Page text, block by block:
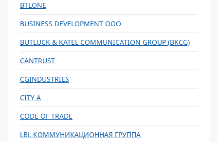
BTLONE
BUSINESS DEVELOPMENT OOO
BUTLUCK & KATEL COMMUNICATION GROUP (BKCG)
CANTRUST
CGINDUSTRIES
CITY A
CODE OF TRADE
LBL КОММУНИКАЦИОННАЯ ГРУППА